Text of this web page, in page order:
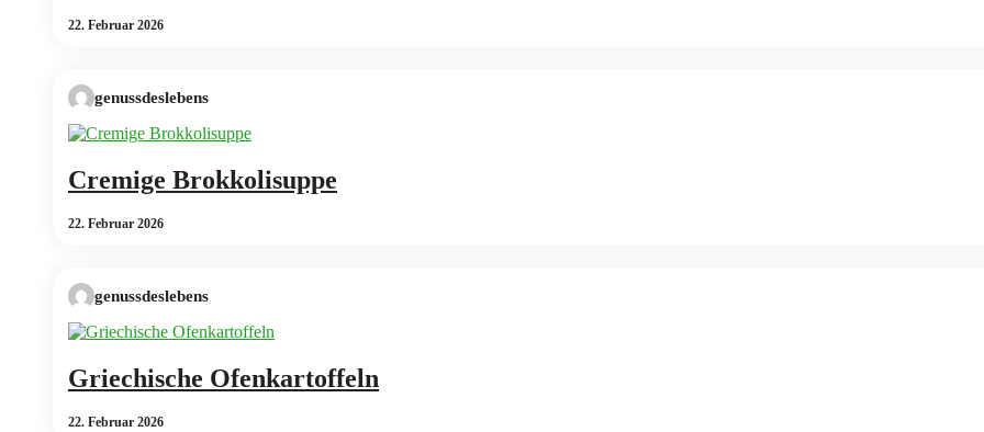
22. Februar 2026
genussdeslebens
Cremige Brokkolisuppe
22. Februar 2026
genussdeslebens
Griechische Ofenkartoffeln
22. Februar 2026